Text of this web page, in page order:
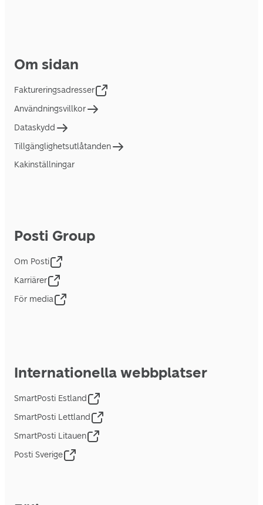
Om sidan
Faktureringsadresser
Användningsvillkor
Dataskydd
Tillgänglighetsutlåtanden
Kakinställningar
Posti Group
Om Posti
Karriärer
För media
Internationella webbplatser
SmartPosti Estland
SmartPosti Lettland
SmartPosti Litauen
Posti Sverige